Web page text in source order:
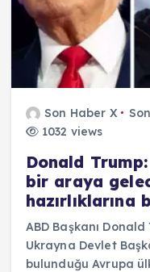
Son Haber X
1032 views
Donald
bir araya
hazırlıklarına
ABD Başkanı
Ukrayna Devlet
bulunduğu Avrupa